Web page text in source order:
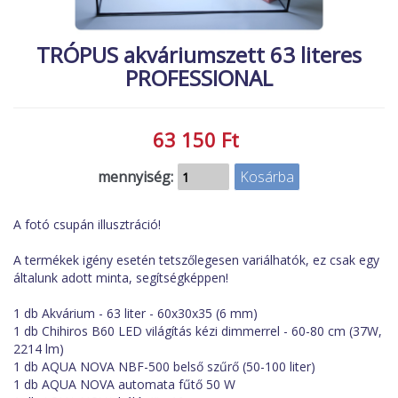
új termékek
új élőlények
MACSKA
ÉLŐ ÉDESVÍZI
ÉLŐ TENGERI
TRÓPUS akváriumszett 63 literes
PROFESSIONAL
63 150 Ft
mennyiség:
A fotó csupán illusztráció!
A termékek igény esetén tetszőlegesen variálhatók, ez csak egy
általunk adott minta, segítségképpen!
1 db Akvárium - 63 liter - 60x30x35 (6 mm)
1 db Chihiros B60 LED világítás kézi dimmerrel - 60-80 cm (37W,
2214 lm)
1 db AQUA NOVA NBF-500 belső szűrő (50-100 liter)
1 db AQUA NOVA automata fűtő 50 W